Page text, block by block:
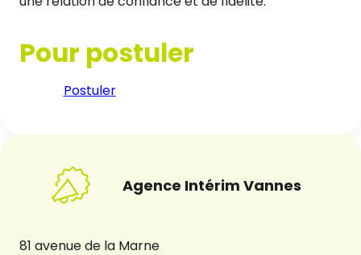
Pour postuler
Postuler
Agence Intérim Vannes
81 avenue de la Marne